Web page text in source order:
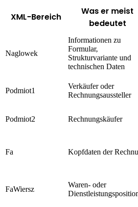
XML-Bereich
Was er meist
bedeutet
Naglowek
Informationen zu
Formular,
Strukturvariante und
technischen Daten
Podmiot1
Verkäufer oder
Rechnungsaussteller
Podmiot2 Rechnungskäufer
Fa Kopfdaten der
FaWiersz
Waren- oder